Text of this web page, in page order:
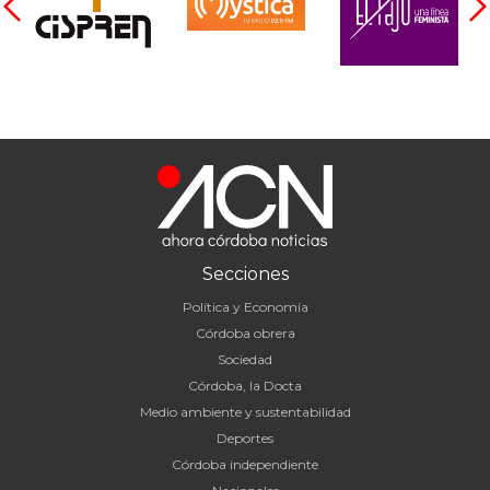
Secciones
Política y Economía
Córdoba obrera
Sociedad
Córdoba, la Docta
Medio ambiente y sustentabilidad
Deportes
Córdoba independiente